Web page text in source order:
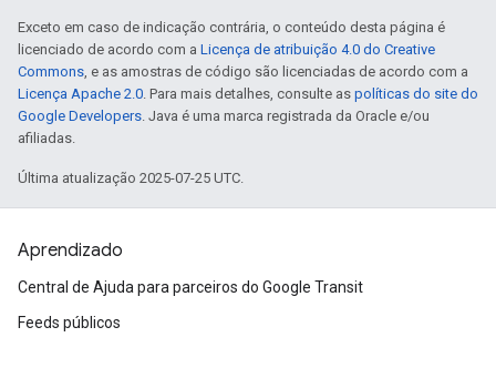
Exceto em caso de indicação contrária, o conteúdo desta página é
licenciado de acordo com a Licença de atribuição 4.0 do Creative
Commons, e as amostras de código são licenciadas de acordo com a
Licença Apache 2.0. Para mais detalhes, consulte as políticas do site do
Google Developers. Java é uma marca registrada da Oracle e/ou
afiliadas.
Última atualização 2025-07-25 UTC.
Aprendizado
Central de Ajuda para parceiros do Google Transit
Feeds públicos